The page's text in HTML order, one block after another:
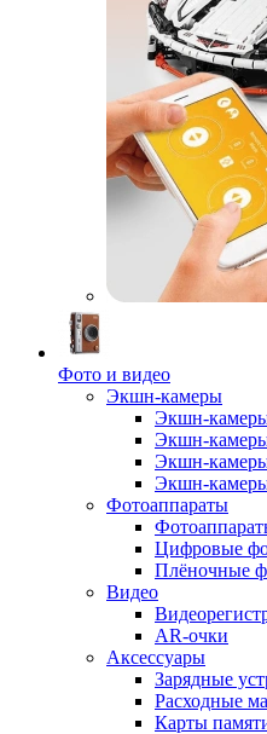
Фото и видео
Экшн-камеры
Экшн-
Экшн-
Экшн-
Экшн-
Фотоаппараты
Цифровые
Плёночные
Видео
AR-очки
Аксессуары
Зарядные
Расходные
Карты